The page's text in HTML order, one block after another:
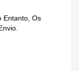
Entanto, Os